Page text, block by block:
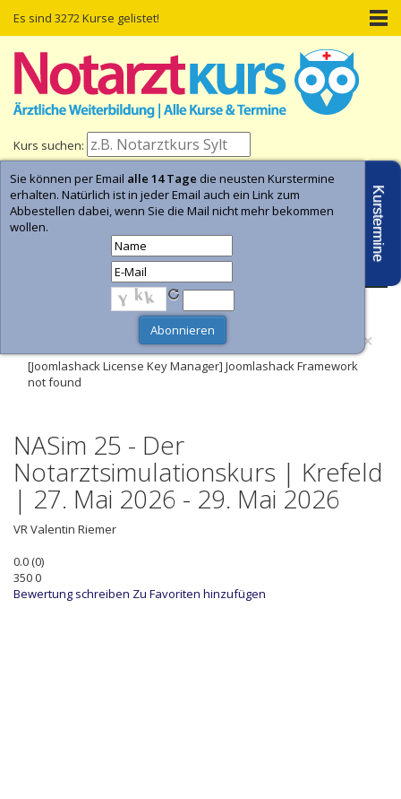
Es sind 3272 Kurse gelistet!
Kurs suchen:
Home Kurs-Termine Kurs-Suche
×
[Joomlashack License Key Manager] Joomlashack Framework
not found
NASim 25 - Der
Notarztsimulationskurs | Krefeld
| 27. Mai 2026 - 29. Mai 2026
VRValentin Riemer
0.0(0)
3500
Bewertung schreiben Zu Favoriten hinzufügen
Kurstermine
Sie können per Email alle 14 Tage die neusten Kurstermine
erhalten. Natürlich ist in jeder Email auch ein Link zum
Abbestellen dabei, wenn Sie die Mail nicht mehr bekommen
wollen.